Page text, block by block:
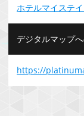
ホテルマイステ
デジタルマップ
https://